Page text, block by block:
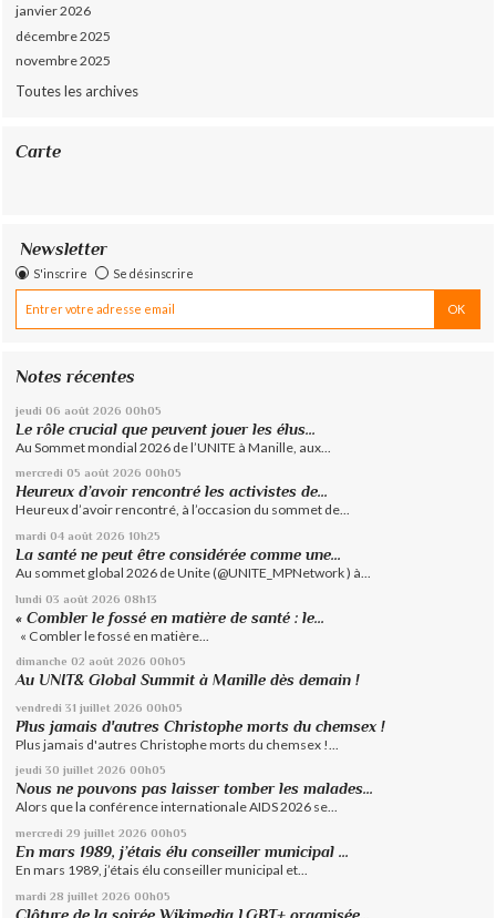
janvier 2026
décembre 2025
novembre 2025
Toutes les archives
Carte
Newsletter
S'inscrire Se désinscrire
Notes récentes
jeudi 06 août 2026 00h05
Le rôle crucial que peuvent jouer les élus...
Au Sommet mondial 2026 de l’UNITE à Manille, aux...
mercredi 05 août 2026 00h05
Heureux d’avoir rencontré les activistes de...
Heureux d’avoir rencontré, à l’occasion du sommet de...
mardi 04 août 2026 10h25
La santé ne peut être considérée comme une...
Au sommet global 2026 de Unite (@UNITE_MPNetwork ) à...
lundi 03 août 2026 08h13
« Combler le fossé en matière de santé : le...
« Combler le fossé en matière...
dimanche 02 août 2026 00h05
Au UNIT& Global Summit à Manille dès demain !
vendredi 31 juillet 2026 00h05
Plus jamais d'autres Christophe morts du chemsex !
Plus jamais d'autres Christophe morts du chemsex !...
jeudi 30 juillet 2026 00h05
Nous ne pouvons pas laisser tomber les malades...
Alors que la conférence internationale AIDS 2026 se...
mercredi 29 juillet 2026 00h05
En mars 1989, j’étais élu conseiller municipal ...
En mars 1989, j’étais élu conseiller municipal et...
mardi 28 juillet 2026 00h05
Clôture de la soirée Wikimedia LGBT+ organisée...